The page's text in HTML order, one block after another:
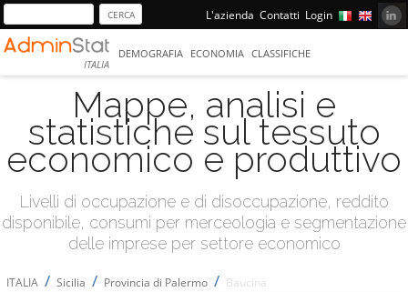
L'azienda Contatti Login
ITALIA
DEMOGRAFIA ECONOMIA CLASSIFICHE
Mappe, analisi e
statistiche sul tessuto
economico e produttivo
Livelli di occupazione e di disoccupazione, reddito
disponibile, consumi per merceologia e segmentazione
delle imprese per settore economico
ITALIA / Sicilia / Provincia di Palermo / Baucina